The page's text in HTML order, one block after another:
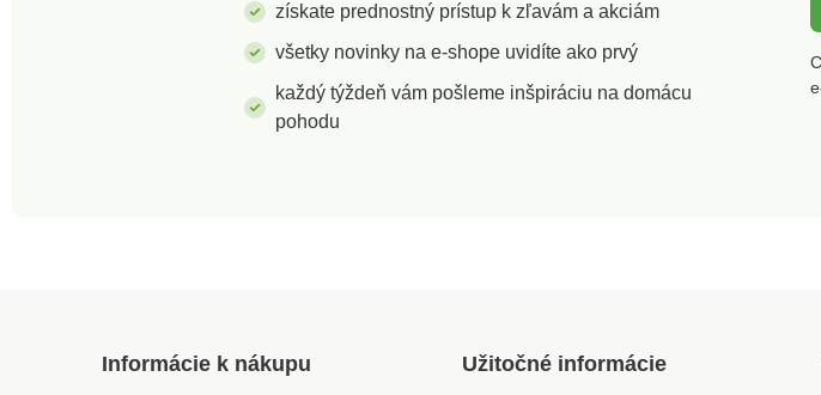
získate prednostný prístup k zľavám a akciám
všetky novinky na e-shope uvidíte ako prvý
každý týždeň vám pošleme inšpiráciu na domácu
pohodu
Informácie k nákupu Užitočné informácie